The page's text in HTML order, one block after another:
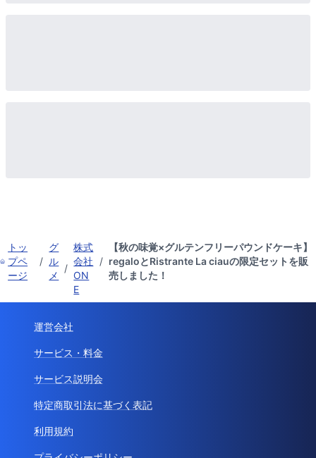
トッ
プペ
ージ
/
グ
ル
メ
/
株式
会社
ON
E
/
【秋の味覚×グルテンフリーパウンドケーキ】
regaloとRistrante La ciauの限定セットを販
売しました！
運営会社
サービス・料金
サービス説明会
特定商取引法に基づく表記
利用規約